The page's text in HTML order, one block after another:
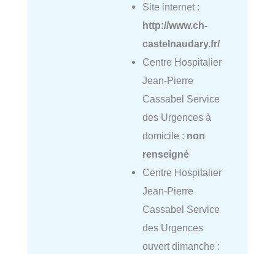
Site internet :
http://www.ch-
castelnaudary.fr/
Centre Hospitalier
Jean-Pierre
Cassabel Service
des Urgences à
domicile : non
renseigné
Centre Hospitalier
Jean-Pierre
Cassabel Service
des Urgences
ouvert dimanche :